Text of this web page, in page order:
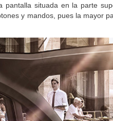
situada en la parte
y mandos, pues la mayor